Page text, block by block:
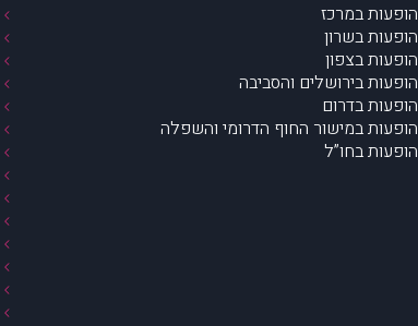
הופעות במרכז
הופעות בשרון
הופעות בצפון
הופעות בירושלים והסביבה
הופעות בדרום
הופעות במישור החוף הדרומי והשפלה
הופעות בחו”ל